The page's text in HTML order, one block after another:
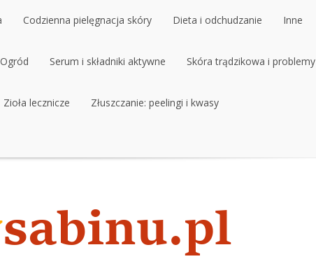
Codzienna pielęgnacja skóry
Codzienna pielęgnacja skóry
Dieta i odchudzanie
Dieta i odchudzanie
Inne
Inne
Ogród
Ogród
Serum i składniki aktywne
Serum i składniki aktywne
Skóra trądzikowa i problemy
Skóra trądzikowa i problemy
Zioła lecznicze Złuszczanie: peelingi i kwasy